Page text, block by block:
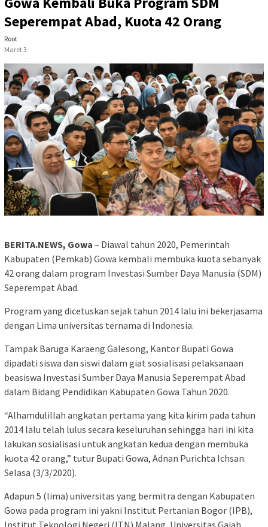
Seperempat Abad, Kuota 42 Orang
Root
Maret 3
BERITA.NEWS, Gowa – Diawal tahun 2020, Pemerintah
Kabupaten (Pemkab) Gowa kembali membuka kuota sebanyak
42 orang dalam program Investasi Sumber Daya Manusia (SDM)
Seperempat Abad.
Program yang dicetuskan sejak tahun 2014 lalu ini bekerjasama
dengan Lima universitas ternama di Indonesia.
Tampak Baruga Karaeng Galesong, Kantor Bupati Gowa
dipadati siswa dan siswi dalam giat sosialisasi pelaksanaan
beasiswa Investasi Sumber Daya Manusia Seperempat Abad
dalam Bidang Pendidikan Kabupaten Gowa Tahun 2020.
“Alhamdulillah angkatan pertama yang kita kirim pada tahun
2014 lalu telah lulus secara keseluruhan sehingga hari ini kita
lakukan sosialisasi untuk angkatan kedua dengan membuka
kuota 42 orang,” tutur Bupati Gowa, Adnan Purichta Ichsan.
Selasa (3/3/2020).
Adapun 5 (lima) universitas yang bermitra dengan Kabupaten
Gowa pada program ini yakni Institut Pertanian Bogor (IPB),
Institut Teknologi Negeri (ITN) Malang, Universitas Gajah